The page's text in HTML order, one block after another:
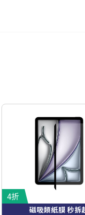
4折
磁吸類紙膜 秒拆